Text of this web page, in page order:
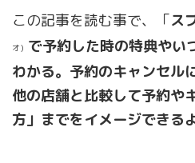
この記事を読む事で、「ス
オ） で予約した時の特典やい
わかる。予約のキャンセル
他の店舗と比較して予約や
方」までをイメージできる